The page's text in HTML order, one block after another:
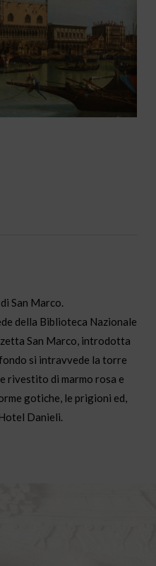
San Marco.
della Biblioteca Nazionale
San Marco, introdotta
si intravvede la torre
rivestito di marmo rosa e
gotiche, le prigioni ed,
Danieli.